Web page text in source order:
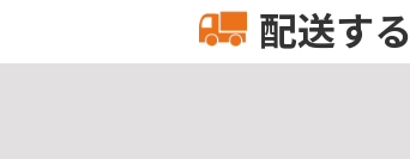
配送する